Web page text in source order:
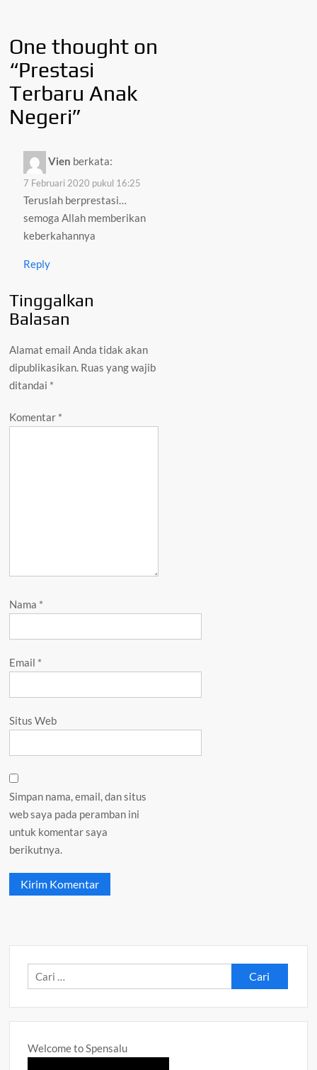
One thought on
“Prestasi
Terbaru Anak
Negeri”
Vien berkata:
7 Februari 2020 pukul 16:25
Teruslah berprestasi…
semoga Allah memberikan
keberkahannya
Reply
Tinggalkan
Balasan
Alamat email Anda tidak akan
dipublikasikan. Ruas yang wajib
ditandai *
Komentar *
Nama *
Email *
Situs Web
Simpan nama, email, dan situs
web saya pada peramban ini
untuk komentar saya
berikutnya.
Cari
untuk:
Welcome to Spensalu